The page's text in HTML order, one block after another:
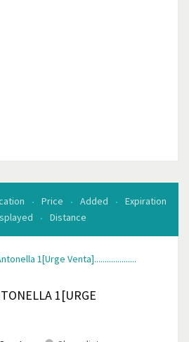
Price Added
Expiration
Distance
1[URGE